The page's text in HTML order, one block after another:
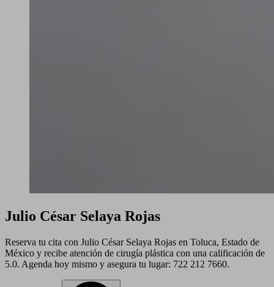
Julio César Selaya Rojas
Reserva tu cita con Julio César Selaya Rojas en Toluca, Estado de
México y recibe atención de cirugía plástica con una calificación de
5.0. Agenda hoy mismo y asegura tu lugar: 722 212 7660.